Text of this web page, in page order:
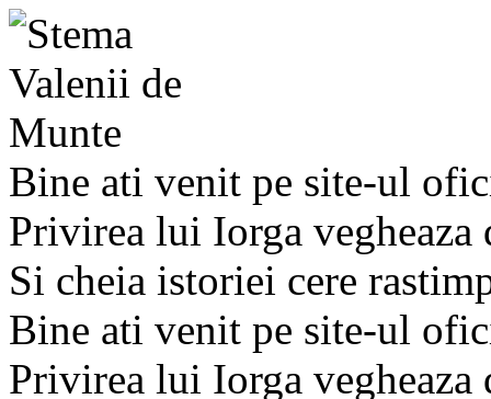
Bine ati venit pe site-ul
Privirea lui Iorga
Si cheia istoriei cere
Bine ati venit pe site-ul
Privirea lui Iorga